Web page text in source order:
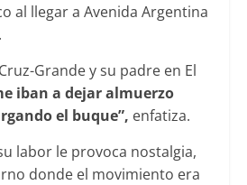
al llegar a Avenida Argentina
Grande y su padre en El
iban a dejar almuerzo
el buque”, enfatiza.
labor le provoca nostalgia,
donde el movimiento era